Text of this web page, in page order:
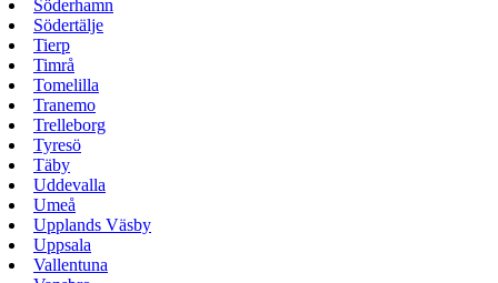
Söderhamn
Södertälje
Tierp
Timrå
Tomelilla
Tranemo
Trelleborg
Tyresö
Täby
Uddevalla
Umeå
Upplands Väsby
Uppsala
Vallentuna